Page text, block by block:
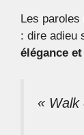
Les
: dire adieu
élégance
« Walk